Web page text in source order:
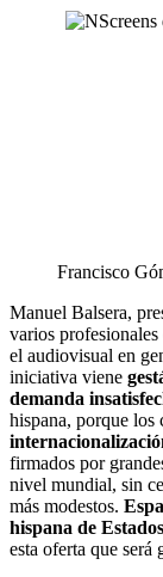
Francisco
Manuel Balsera,
varios
el audiovisual en
iniciativa viene
demanda
hispana, porque los
firmados por
nivel mundial, sin
más modestos.
hispana de
esta oferta que será